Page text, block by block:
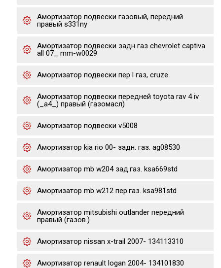
Амортизатор подвески газовый, передний
правый s331ny
Амортизатор подвески задн газ chevrolet captiva
all 07_ mm-w0029
Амортизатор подвески пер l газ, cruze
Амортизатор подвески передней toyota rav 4 iv
(_a4_) правый (газомасл)
Амортизатор подвески v5008
Амортизатор kia rio 00- задн. газ. ag08530
Амортизатор mb w204 зад.газ. ksa669std
Амортизатор mb w212 пер.газ. ksa981std
Амортизатор mitsubishi outlander передний
правый (газов.)
Амортизатор nissan x-trail 2007- 134113310
Амортизатор renault logan 2004- 134101830